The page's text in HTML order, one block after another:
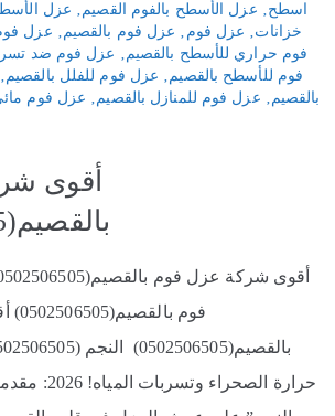
اسطح‚ عزل الأسطح بالفوم القصيم‚ عزل
خزانات‚ عزل فوم ‚ عزل فوم بالقصيم‚ عزل
فوم حراري للأسطح بالقصيم‚ عزل فوم ضد تسرب
فوم للأسطح بالقصيم‚ عزل فوم للفلل بالقصيم‚
بالقصيم‚ عزل فوم للمنازل بالقصيم‚ عزل فوم
أقوى
بالقصيم(0502506505)
فوم
حرارة